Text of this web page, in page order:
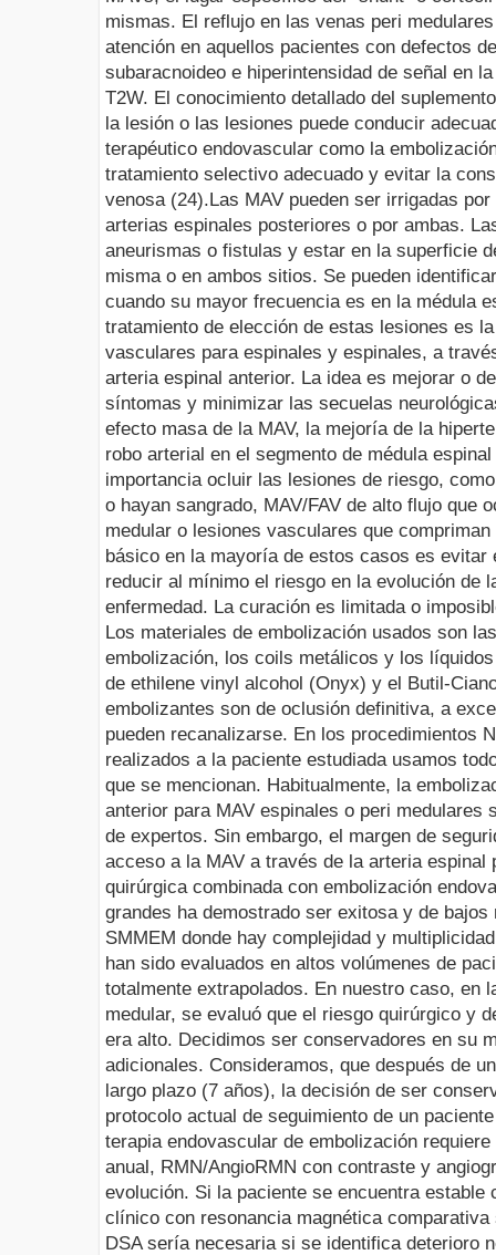
mismas. El reflujo en las venas peri
atención en aquellos pacientes con defectos
subaracnoideo e hiperintensidad de señal en
T2W. El conocimiento detallado del
la lesión o las lesiones puede conducir
terapéutico endovascular como la
tratamiento selectivo adecuado y evitar la
venosa (24).Las MAV pueden ser irrigadas
arterias espinales posteriores o por ambas.
aneurismas o fistulas y estar en la superficie
misma o en ambos sitios. Se pueden
cuando su mayor frecuencia es en la médula
tratamiento de elección de estas lesiones es
vasculares para espinales y espinales, a
arteria espinal anterior. La idea es mejorar o
síntomas y minimizar las secuelas
efecto masa de la MAV, la mejoría de la
robo arterial en el segmento de médula
importancia ocluir las lesiones de riesgo,
o hayan sangrado, MAV/FAV de alto flujo que
medular o lesiones vasculares que
básico en la mayoría de estos casos es
reducir al mínimo el riesgo en la evolución de
enfermedad. La curación es limitada o
Los materiales de embolización usados son
embolización, los coils metálicos y los
de ethilene vinyl alcohol (Onyx) y el Butil-
embolizantes son de oclusión definitiva, a
pueden recanalizarse. En los procedimientos
realizados a la paciente estudiada usamos
que se mencionan. Habitualmente, la
anterior para MAV espinales o peri medulares
de expertos. Sin embargo, el margen de
acceso a la MAV a través de la arteria espinal
quirúrgica combinada con embolización
grandes ha demostrado ser exitosa y de
SMMEM donde hay complejidad y
han sido evaluados en altos volúmenes de
totalmente extrapolados. En nuestro caso, en
medular, se evaluó que el riesgo quirúrgico y
era alto. Decidimos ser conservadores en su
adicionales. Consideramos, que después de
largo plazo (7 años), la decisión de ser
protocolo actual de seguimiento de un
terapia endovascular de embolización
anual, RMN/AngioRMN con contraste y
evolución. Si la paciente se encuentra estable
clínico con resonancia magnética
DSA sería necesaria si se identifica deterioro